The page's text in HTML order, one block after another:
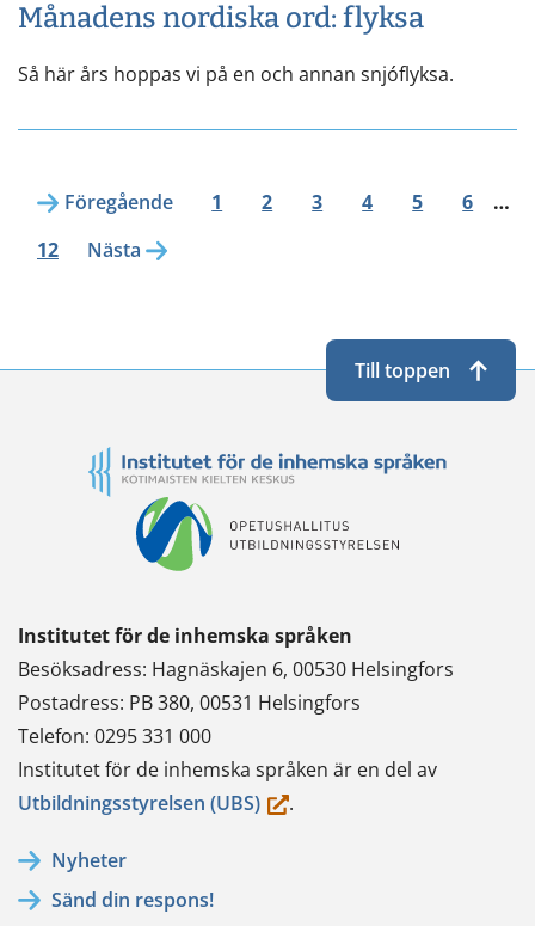
Månadens nordiska ord: flyksa
Så här års hoppas vi på en och annan snjóflyksa.
Föregående 1 2 3 4 5 6
…
12
Nästa
Institutet för de inhemska språken
Besöksadress: Hagnäskajen 6, 00530 Helsingfors
Postadress: PB 380, 00531 Helsingfors
Telefon: 0295 331 000
Institutet för de inhemska språken är en del av
Utbildningsstyrelsen (UBS)(du.
Nyheter
Sänd din respons!
Till toppen